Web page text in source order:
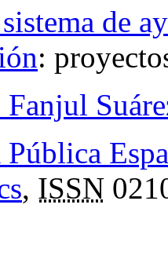
de
:
Fanjul
Pública
, ISSN